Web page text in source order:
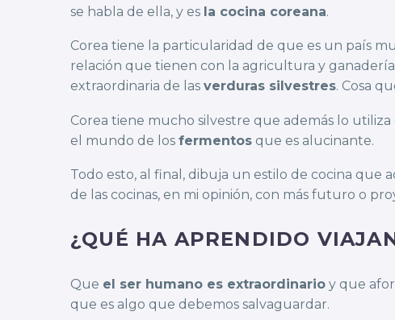
se habla de ella, y es la cocina coreana.
Corea tiene la particularidad de que es un país
relación que tienen con la agricultura y
extraordinaria de las verduras silvestres. Cosa
Corea tiene mucho silvestre que además lo
el mundo de los fermentos que es alucinante.
Todo esto, al final, dibuja un estilo de cocina que
de las cocinas, en mi opinión, con más futuro o
¿QUÉ HA APRENDIDO
Que el ser humano es extraordinario y que
que es algo que debemos salvaguardar.